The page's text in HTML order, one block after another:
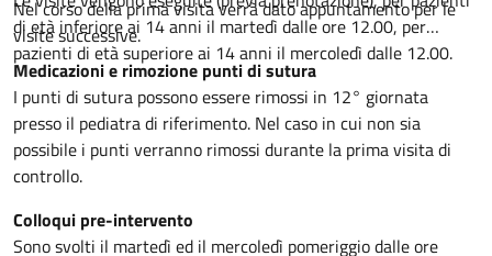
Nel corso della prima visita verrà dato appuntamento per le
visite successive.
di età inferiore ai 14 anni il martedì dalle ore 12.00, per
pazienti di età superiore ai 14 anni il mercoledì dalle 12.00.
Medicazioni e rimozione punti di sutura
I punti di sutura possono essere rimossi in 12° giornata
presso il pediatra di riferimento. Nel caso in cui non sia
possibile i punti verranno rimossi durante la prima visita di
controllo.
Colloqui pre-intervento
Sono svolti il martedì ed il mercoledì pomeriggio dalle ore